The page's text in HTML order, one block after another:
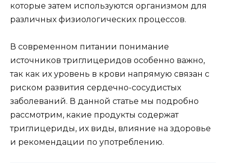
которые затем используются организмом для
различных физиологических процессов.
В современном питании понимание
источников триглицеридов особенно важно,
так как их уровень в крови напрямую связан с
риском развития сердечно-сосудистых
заболеваний. В данной статье мы подробно
рассмотрим, какие продукты содержат
триглицериды, их виды, влияние на здоровье
и рекомендации по употреблению.